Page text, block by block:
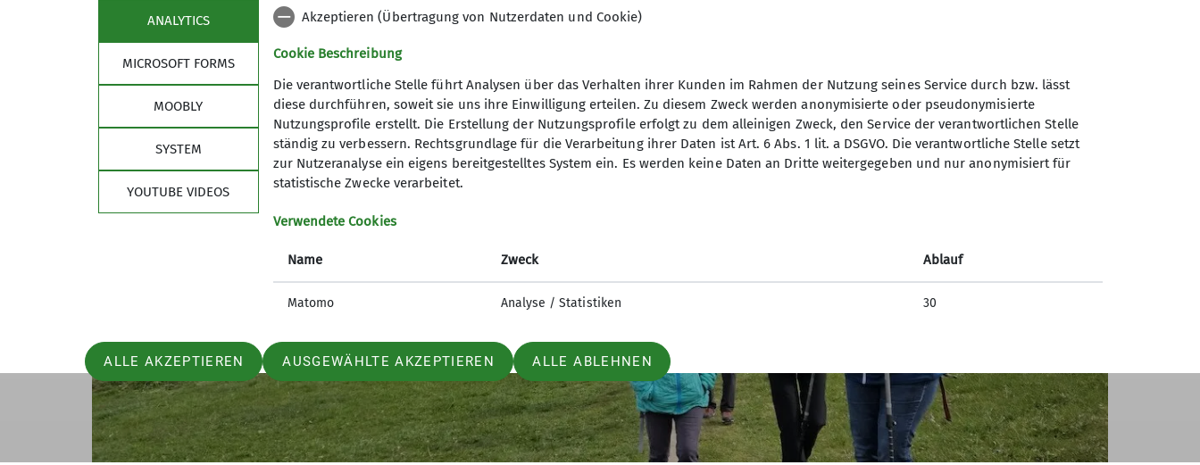
ANALYTICS
MICROSOFT FORMS
MOOBLY
SYSTEM
YOUTUBE VIDEOS
Akzeptieren (Übertragung von Nutzerdaten und Cookie)
Cookie Beschreibung
Die verantwortliche Stelle führt Analysen über das Verhalten ihrer Kunden im Rahmen der Nutzung seines Service durch bzw. lässt
diese durchführen, soweit sie uns ihre Einwilligung erteilen. Zu diesem Zweck werden anonymisierte oder pseudonymisierte
Nutzungsprofile erstellt. Die Erstellung der Nutzungsprofile erfolgt zu dem alleinigen Zweck, den Service der verantwortlichen Stelle
ständig zu verbessern. Rechtsgrundlage für die Verarbeitung ihrer Daten ist Art. 6 Abs. 1 lit. a DSGVO. Die verantwortliche Stelle setzt
zur Nutzeranalyse ein eigens bereitgestelltes System ein. Es werden keine Daten an Dritte weitergegeben und nur anonymisiert für
statistische Zwecke verarbeitet.
Verwendete Cookies
Name Zweck Ablauf
Matomo Analyse / Statistiken 30
ALLE AKZEPTIEREN AUSGEWÄHLTE AKZEPTIEREN ALLE ABLEHNEN